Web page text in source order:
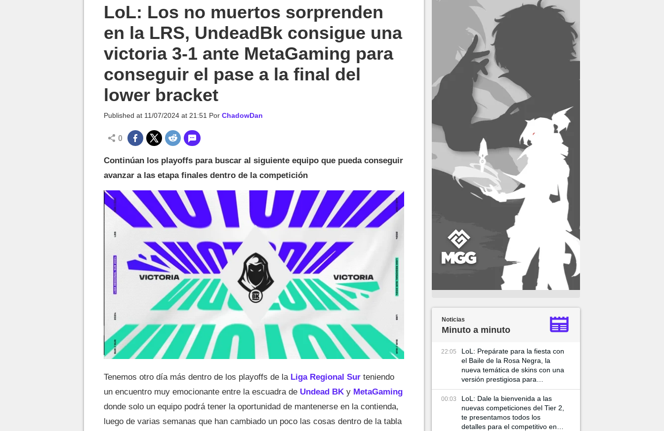
LoL: Los no muertos sorprenden
en la LRS, UndeadBk consigue una
victoria 3-1 ante MetaGaming para
conseguir el pase a la final del
lower bracket
Published at 11/07/2024 at 21:51 Por ChadowDan
0
Continúan los playoffs para buscar al siguiente equipo que pueda conseguir
avanzar a las etapa finales dentro de la competición
Tenemos otro día más dentro de los playoffs de la Liga Regional Sur teniendo
un encuentro muy emocionante entre la escuadra de Undead BK y MetaGaming
donde solo un equipo podrá tener la oportunidad de mantenerse en la contienda,
luego de varias semanas que han cambiado un poco las cosas dentro de la tabla
Noticias
Minuto a minuto
22:05
LoL: Prepárate para la fiesta con
el Baile de la Rosa Negra, la
nueva temática de skins con una
versión prestigiosa para
Katarian
00:03
LoL: Dale la bienvenida a las
nuevas competiciones del Tier 2,
te presentamos todos los
detalles para el competitivo en el